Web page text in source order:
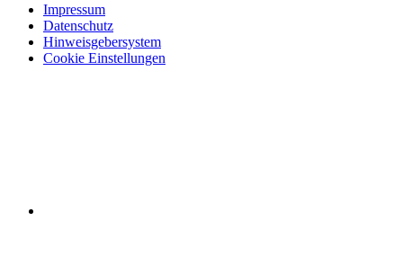
Impressum
Datenschutz
Hinweisgebersystem
Cookie Einstellungen